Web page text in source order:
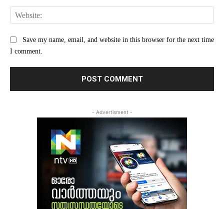
Save my name, email, and website in this browser for the next time
I comment.
- Advertisment -